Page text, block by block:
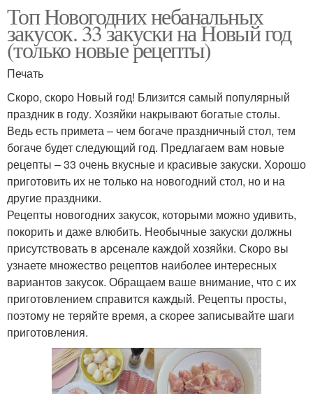
Топ Новогодних небанальных
закусок. 33 закуски на Новый год
(только новые рецепты)
Печать
Скоро, скоро Новый год! Близится самый популярный
праздник в году. Хозяйки накрывают богатые столы.
Ведь есть примета – чем богаче праздничный стол, тем
богаче будет следующий год. Предлагаем вам новые
рецепты – 33 очень вкусные и красивые закуски. Хорошо
приготовить их не только на новогодний стол, но и на
другие праздники.
Рецепты новогодних закусок, которыми можно удивить,
покорить и даже влюбить. Необычные закуски должны
присутствовать в арсенале каждой хозяйки. Скоро вы
узнаете множество рецептов наиболее интересных
вариантов закусок. Обращаем ваше внимание, что с их
приготовлением справится каждый. Рецепты просты,
поэтому не теряйте время, а скорее записывайте шаги
приготовления.